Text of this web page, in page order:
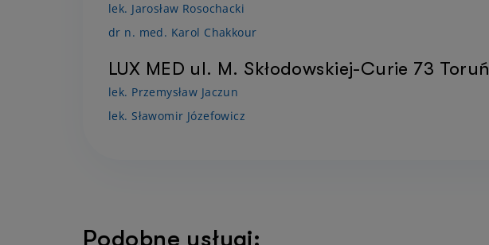
lek. Jarosław Rosochacki
dr n. med. Karol Chakkour
LUX MED ul. M. Skłodowskiej-Curie 73 Toruń
lek. Przemysław Jaczun
lek. Sławomir Józefowicz
Podobne usługi: